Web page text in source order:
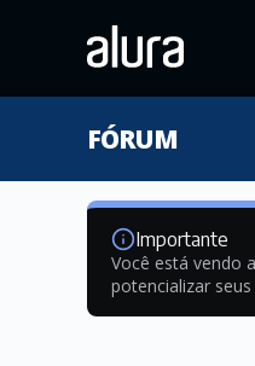
FÓRUM
Importante
Você está vendo
potencializar